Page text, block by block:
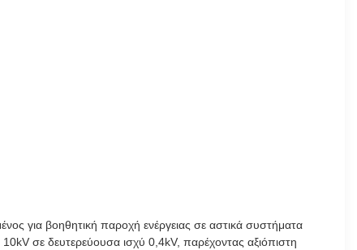
για βοηθητική παροχή ενέργειας σε αστικά συστήματα
σε δευτερεύουσα ισχύ 0,4kV, παρέχοντας αξιόπιστη